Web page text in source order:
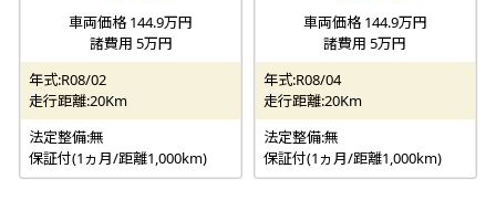
車両価格 144.9万円
諸費用 5万円
年式:R08/02
走行距離:20Km
法定整備:無
保証付(1ヵ月/距離1,000km)
車両価格 144.9万円
諸費用 5万円
年式:R08/04
走行距離:20Km
法定整備:無
保証付(1ヵ月/距離1,000km)